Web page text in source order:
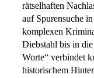
rätselhaften
auf Spurensuche
komplexen
Diebstahl bis in
Worte“ verbindet
historischem